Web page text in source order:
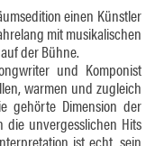
einen Künstler
mit musikalischen
der Bühne.
und Komponist
warmen und zugleich
gehörte Dimension der
die unvergesslichen Hits
ist echt, sein